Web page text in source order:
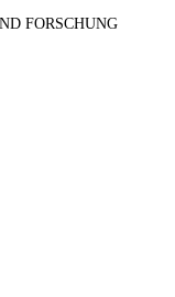
FORSCHUNG